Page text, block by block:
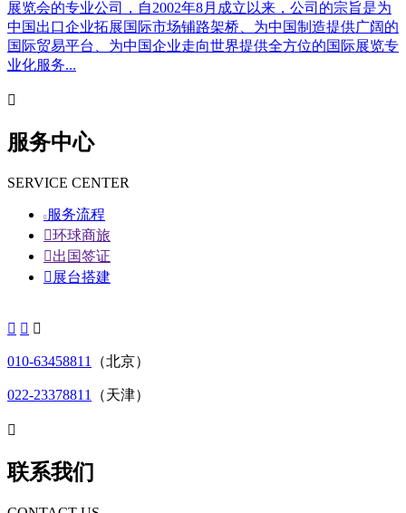
展览会的专业公司，自2002年8月成立以来，公司的宗旨是为
中国出口企业拓展国际市场铺路架桥、为中国制造提供广阔的
国际贸易平台、为中国企业走向世界提供全方位的国际展览专
业化服务...

服务中心
SERVICE CENTER
 服务流程
环球商旅
出国签证
 展台搭建
  
010-63458811 （北京）
022-23378811 （天津）

联系我们